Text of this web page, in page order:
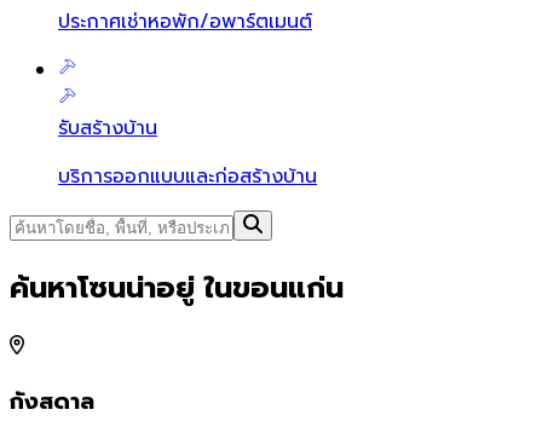
ประกาศเช่าหอพัก/อพาร์ตเมนต์
รับสร้างบ้าน
บริการออกแบบและก่อสร้างบ้าน
ค้นหาโซนน่าอยู่ ในขอนแก่น
กังสดาล